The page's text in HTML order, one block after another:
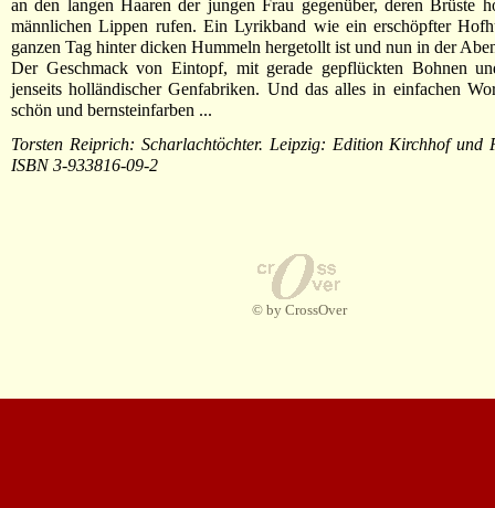
an den langen Haaren der jungen Frau gegenüber, deren Brüste
männlichen Lippen rufen. Ein Lyrikband wie ein erschöpfter
ganzen Tag hinter dicken Hummeln hergetollt ist und nun in der
Der Geschmack von Eintopf, mit gerade gepflückten Bohnen
jenseits holländischer Genfabriken. Und das alles in einfachen
schön und bernsteinfarben ...
Torsten Reiprich: Scharlachtöchter. Leipzig: Edition Kirchhof und
ISBN 3-933816-09-2
© by CrossOver